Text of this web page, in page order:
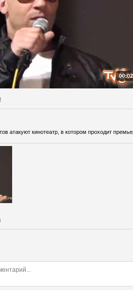
атакуют кинотеатр, в котором проходит